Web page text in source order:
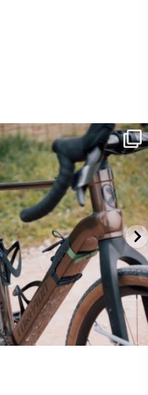
è la gravel pensata per affrontare
lunghe...
27 0